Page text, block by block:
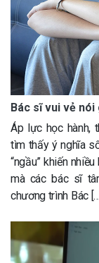
Bác sĩ vui vẻ
Áp lực học hành,
tìm thấy ý nghĩa
“ngầu” khiến
mà các bác sĩ
chương trình Bác